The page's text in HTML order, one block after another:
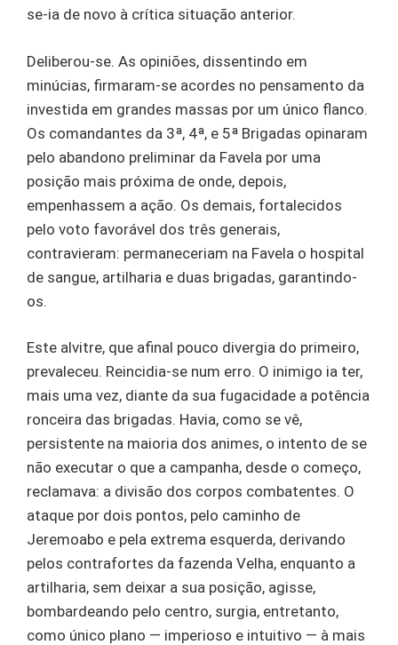
se-ia de novo à crítica situação anterior.
Deliberou-se. As opiniões, dissentindo em
minúcias, firmaram-se acordes no pensamento da
investida em grandes massas por um único flanco.
Os comandantes da 3ª, 4ª, e 5ª Brigadas opinaram
pelo abandono preliminar da Favela por uma
posição mais próxima de onde, depois,
empenhassem a ação. Os demais, fortalecidos
pelo voto favorável dos três generais,
contravieram: permaneceriam na Favela o hospital
de sangue, artilharia e duas brigadas, garantindo-
os.
Este alvitre, que afinal pouco divergia do primeiro,
prevaleceu. Reincidia-se num erro. O inimigo ia ter,
mais uma vez, diante da sua fugacidade a potência
ronceira das brigadas. Havia, como se vê,
persistente na maioria dos animes, o intento de se
não executar o que a campanha, desde o começo,
reclamava: a divisão dos corpos combatentes. O
ataque por dois pontos, pelo caminho de
Jeremoabo e pela extrema esquerda, derivando
pelos contrafortes da fazenda Velha, enquanto a
artilharia, sem deixar a sua posição, agisse,
bombardeando pelo centro, surgia, entretanto,
como único plano — imperioso e intuitivo — à mais